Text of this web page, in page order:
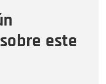
este